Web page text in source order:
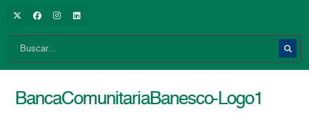
BancaComunitariaBanesco-Logo1